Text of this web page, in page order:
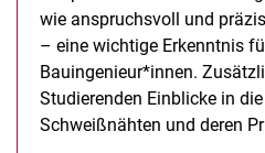
wie anspruchsvoll und
– eine wichtige Erkenntnis
Bauingenieur*innen.
Studierenden Einblicke in
Schweißnähten und deren